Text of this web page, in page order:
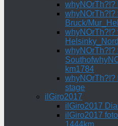
whyNOrTh?!?
whyNOrTh?!?
Bruck/
whyNOrTh?!?
whyNOrTh?!?
km1784
whyNOrTh?!?
stage
ilGiro2017
ilGiro2017
ilGiro2017
1444km